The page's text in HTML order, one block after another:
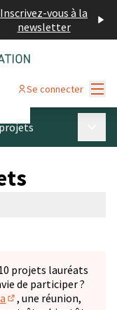
Inscrivez-vous à la
newsletter
Se connecter
projets lauréats
de participer ?
, une réunion,